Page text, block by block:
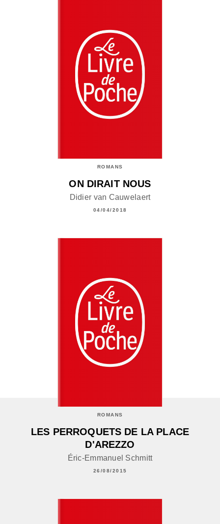
ROMANS
ON DIRAIT NOUS
Didier van Cauwelaert
04/04/2018
ROMANS
LES PERROQUETS DE LA PLACE
D'AREZZO
Éric-Emmanuel Schmitt
26/08/2015